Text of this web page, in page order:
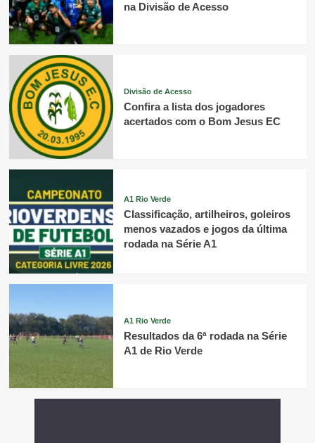
na Divisão de Acesso
Divisão de Acesso
Confira a lista dos jogadores
acertados com o Bom Jesus EC
A1 Rio Verde
Classificação, artilheiros, goleiros
menos vazados e jogos da última
rodada na Série A1
A1 Rio Verde
Resultados da 6ª rodada na Série
A1 de Rio Verde